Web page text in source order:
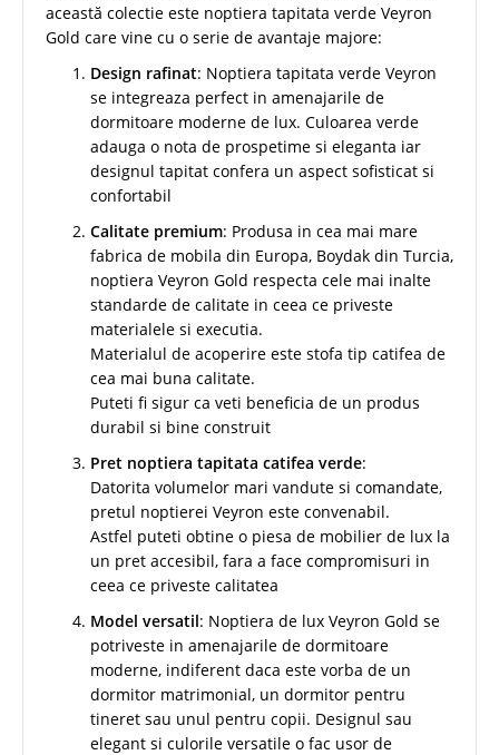
această colectie este noptiera tapitata verde Veyron
Gold care vine cu o serie de avantaje majore:
Design rafinat: Noptiera tapitata verde Veyron
se integreaza perfect in amenajarile de
dormitoare moderne de lux. Culoarea verde
adauga o nota de prospetime si eleganta iar
designul tapitat confera un aspect sofisticat si
confortabil
Calitate premium: Produsa in cea mai mare
fabrica de mobila din Europa, Boydak din Turcia,
noptiera Veyron Gold respecta cele mai inalte
standarde de calitate in ceea ce priveste
materialele si executia.
Materialul de acoperire este stofa tip catifea de
cea mai buna calitate.
Puteti fi sigur ca veti beneficia de un produs
durabil si bine construit
Pret noptiera tapitata catifea verde:
Datorita volumelor mari vandute si comandate,
pretul noptierei Veyron este convenabil.
Astfel puteti obtine o piesa de mobilier de lux la
un pret accesibil, fara a face compromisuri in
ceea ce priveste calitatea
Model versatil: Noptiera de lux Veyron Gold se
potriveste in amenajarile de dormitoare
moderne, indiferent daca este vorba de un
dormitor matrimonial, un dormitor pentru
tineret sau unul pentru copii. Designul sau
elegant si culorile versatile o fac usor de